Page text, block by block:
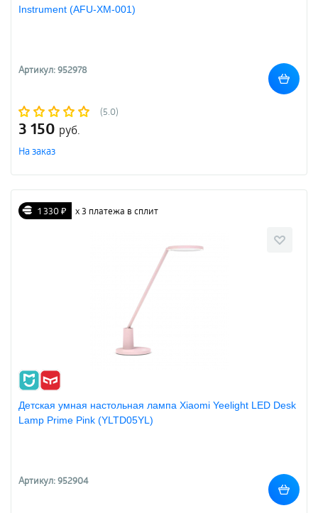
Instrument (AFU-XM-001)
Артикул: 952978
(5.0)
3 150 руб.
На заказ
1 330 ₽ х 3 платежа в сплит
Детская умная настольная лампа Xiaomi Yeelight LED Desk
Lamp Prime Pink (YLTD05YL)
Артикул: 952904